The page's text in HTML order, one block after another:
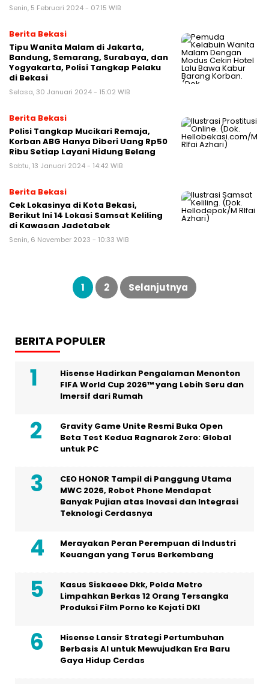
Senin, 5 Februari 2024 - 07:15 WIB
Berita Bekasi
Tipu Wanita Malam di Jakarta,
Bandung, Semarang, Surabaya, dan
Yogyakarta, Polisi Tangkap Pelaku
di Bekasi
Selasa, 30 Januari 2024 - 15:02 WIB
Berita Bekasi
Polisi Tangkap Mucikari Remaja,
Korban ABG Hanya Diberi Uang Rp50
Ribu Setiap Layani Hidung Belang
Sabtu, 13 Januari 2024 - 14:42 WIB
Berita Bekasi
Cek Lokasinya di Kota Bekasi,
Berikut Ini 14 Lokasi Samsat Keliling
di Kawasan Jadetabek
Senin, 6 November 2023 - 10:33 WIB
Paginasi
1 2 Selanjutnya
BERITA POPULER
Hisense Hadirkan Pengalaman Menonton
FIFA World Cup 2026™ yang Lebih Seru dan
Imersif dari Rumah
Gravity Game Unite Resmi Buka Open
Beta Test Kedua Ragnarok Zero: Global
untuk PC
CEO HONOR Tampil di Panggung Utama
MWC 2026, Robot Phone Mendapat
Banyak Pujian atas Inovasi dan Integrasi
Teknologi Cerdasnya
Merayakan Peran Perempuan di Industri
Keuangan yang Terus Berkembang
Kasus Siskaeee Dkk, Polda Metro
Limpahkan Berkas 12 Orang Tersangka
Produksi Film Porno ke Kejati DKI
Hisense Lansir Strategi Pertumbuhan
Berbasis AI untuk Mewujudkan Era Baru
Gaya Hidup Cerdas